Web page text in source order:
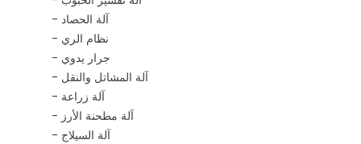
آلة الحصاد
نظام الري
جرار يدوي
آلة المشاتل والنقل
آلة زراعة
آلة مطحنة الأرز
آلة السيلاج